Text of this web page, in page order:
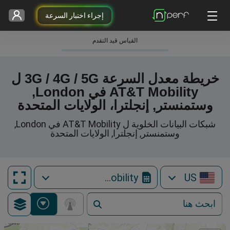
إجراء اختبار السرعة
القياس قيد التقدم
خريطة معدل السرعة 3G / 4G / 5G ل
AT&T Mobility في London,
وستمنستر, إنجلترا، الولايات المتحدة
شبكات البيانات الخلوية ل AT&T Mobility في London,
وستمنستر, إنجلترا, الولايات المتحدة
US
AT&T Mobility